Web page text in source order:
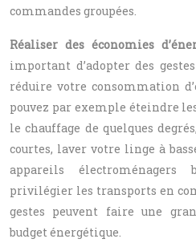
commandes groupées.
Réaliser des économies
important d’adopter des
réduire votre consommation
pouvez par exemple éteindre
le chauffage de quelques
courtes, laver votre linge à
appareils électroménagers
privilégier les transports en
gestes peuvent faire une
budget énergétique.